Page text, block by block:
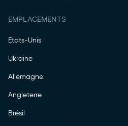
EMPLACEMENTS
Etats-Unis
Ukraine
Allemagne
Angleterre
Brésil